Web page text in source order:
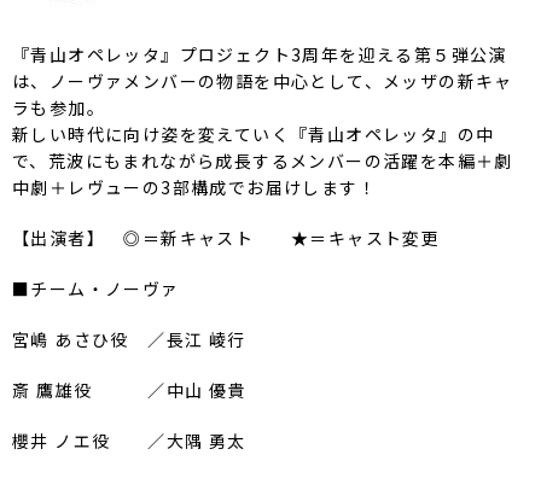
『青山オペレッタ』プロジェクト3周年を迎える第５弾公演
は、
ノーヴァメンバーの物語を中心として、メッザの新キャ
ラも参加。
新しい時代に向け姿を変えていく『青山オペレッタ』の中
で、 荒波にもまれながら成長するメンバーの活躍を本編＋劇
中劇＋ レヴューの3部構成でお届けします！
【出演者】 ◎＝新キャスト ★＝キャスト変更
■チーム・ノーヴァ
宮嶋 あさひ役 ／長江 崚行
斎 鷹雄役 ／中山 優貴
櫻井 ノエ役 ／大隅 勇太